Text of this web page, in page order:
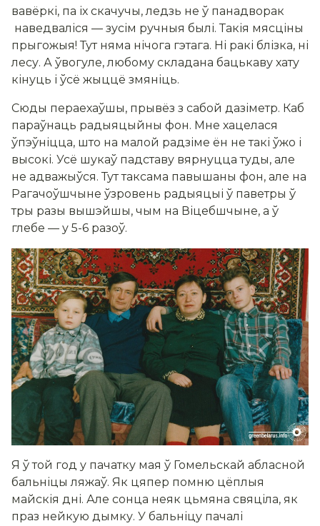
вавёркі, па іх скачучы, ледзь не ў панадворак
наведваліся — зусім ручныя былі. Такія мясціны
прыгожыя! Тут няма нічога гэтага. Ні ракі блізка, ні
лесу. А ўвогуле, любому складана бацькаву хату
кінуць і ўсё жыццё змяніць.
Сюды пераехаўшы, прывёз з сабой дазіметр. Каб
параўнаць радыяцыйны фон. Мне хацелася
ўпэўніцца, што на малой радзіме ён не такі ўжо і
высокі. Усё шукаў падставу вярнуцца туды, але
не адважыўся. Тут таксама павышаны фон, але на
Рагачоўшчыне ўзровень радыяцыі ў паветры ў
тры разы вышэйшы, чым на Віцебшчыне, а ў
глебе — у 5-6 разоў.
Я ў той год у пачатку мая ў Гомельскай абласной
бальніцы ляжаў. Як цяпер помню цёплыя
майскія дні. Але сонца неяк цьмяна свяціла, як
праз нейкую дымку. У бальніцу пачалі